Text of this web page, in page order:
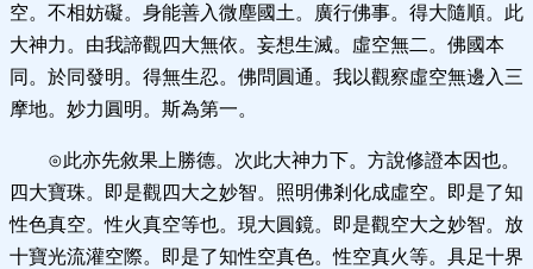
空。不相妨礙。身能善入微塵國土。廣行佛事。得大隨順。此
大神力。由我諦觀四大無依。妄想生滅。虛空無二。佛國本
同。於同發明。得無生忍。佛問圓通。我以觀察虛空無邊入三
摩地。妙力圓明。斯為第一。
⊙此亦先敘果上勝德。次此大神力下。方說修證本因也。
四大寶珠。即是觀四大之妙智。照明佛剎化成虛空。即是了知
性色真空。性火真空等也。現大圓鏡。即是觀空大之妙智。放
十寶光流灌空際。即是了知性空真色。性空真火等。具足十界